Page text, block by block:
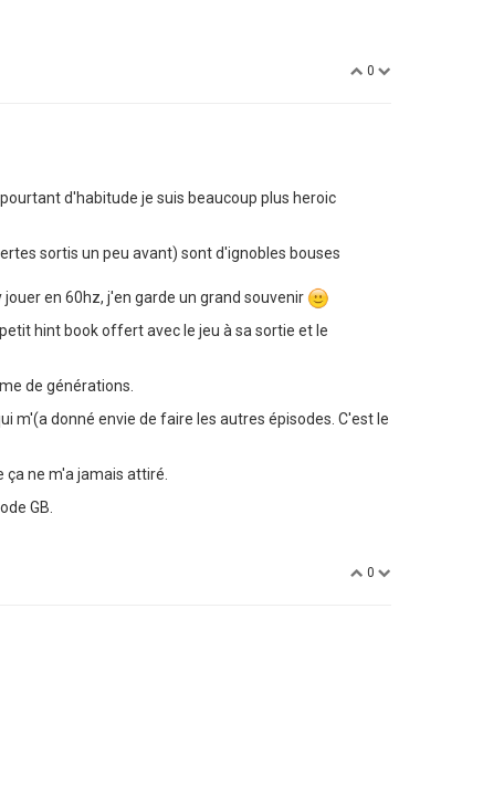
0
d'habitude je suis beaucoup plus heroic
sortis un peu avant) sont d'ignobles bouses
en 60hz, j'en garde un grand souvenir
hint book offert avec le jeu à sa sortie et le
de générations.
m'(a donné envie de faire les autres épisodes. C'est le
ça ne m'a jamais attiré.
GB.
0